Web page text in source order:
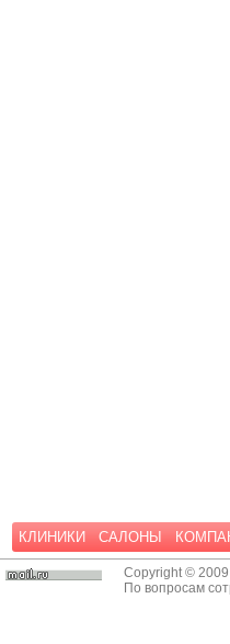
КЛИНИКИ САЛОНЫ
Copyright ©
По вопросам